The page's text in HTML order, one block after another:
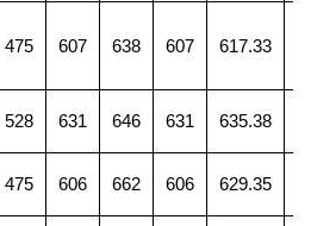
475 607 638 607 617.33
528 631 646 631 635.38
475 606 662 606 629.35